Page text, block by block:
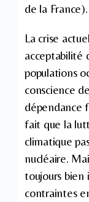
de la France).
La crise
acceptabilité
populations
conscience
dépendance
fait que la
climatique
nucléaire.
toujours bien
contraintes